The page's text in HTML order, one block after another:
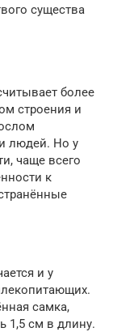
существа
более
строения и
людей. Но у
чаще всего
к
и у
самка,
1,5 см в длину.